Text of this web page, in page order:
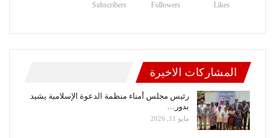
Likes
Followers
Subscribers
المشاركات الاخيرة
رئيس مجلس أمناء منظمة الدعوة الإسلامية يشيد
بدور…
مايو 11, 2026